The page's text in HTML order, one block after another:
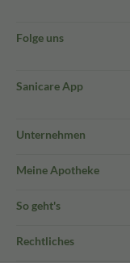
Folge uns
Sanicare App
Unternehmen
Meine Apotheke
So geht's
Rechtliches